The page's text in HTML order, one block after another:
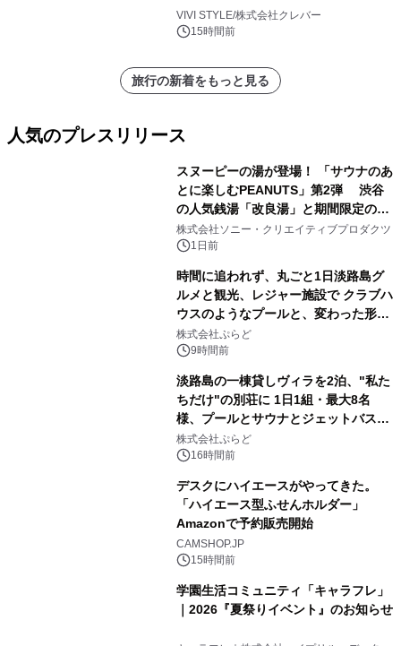
VIVI STYLE/株式会社クレバー
15時間前
旅行の新着をもっと見る
人気のプレスリリース
スヌーピーの湯が登場！ 「サウナのあ
とに楽しむPEANUTS」第2弾 渋谷
の人気銭湯「改良湯」と期間限定のコ
ラボレーション サウナイキタイコラ
ボグッズも発売決定！
株式会社ソニー・クリエイティブプロダクツ
1日前
時間に追われず、丸ごと1日淡路島グ
ルメと観光、レジャー施設で クラブハ
ウスのようなプールと、変わった形の
サウナも 「THE BOXY AWAJI」のお
得な素泊まり連泊プランで
株式会社ぷらど
9時間前
淡路島の一棟貸しヴィラを2泊、"私た
ちだけ"の別荘に 1日1組・最大8名
様、プールとサウナとジェットバス付
きで Villa Mon Temps AWAJIの連泊
素泊りプラン
株式会社ぷらど
16時間前
デスクにハイエースがやってきた。
「ハイエース型ふせんホルダー」
Amazonで予約販売開始
CAMSHOP.JP
15時間前
学園生活コミュニティ「キャラフレ」
｜2026『夏祭りイベント』のお知らせ